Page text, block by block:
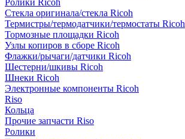
Ролики Ricoh
Стекла оригинала/стекла Ricoh
Термистры/термодатчики/термостаты Ricoh
Тормозные площадки Ricoh
Узлы копиров в сборе Ricoh
Флажки/рычаги/датчики Ricoh
Шестерни/шкивы Ricoh
Шнеки Ricoh
Электронные компоненты Ricoh
Riso
Кольца
Прочие запчасти Riso
Ролики